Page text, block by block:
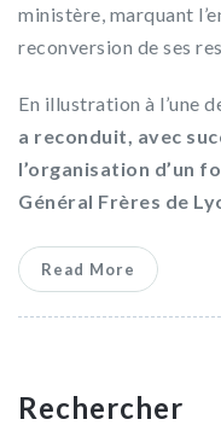
ministère, marquant
reconversion de ses
En illustration à l’une
a reconduit, avec
l’organisation d’un
Général Frères de
Read More
Rechercher